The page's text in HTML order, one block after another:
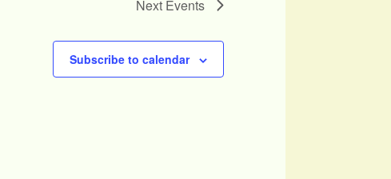
Next Events
Subscribe to calendar